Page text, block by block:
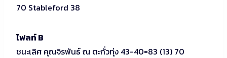
70 Stableford 38
ไฟลท์ B
ชนะเลิศ คุณจิรพันธ์ ณ ตะกั่วทุ่ง 43-40=83 (13) 70